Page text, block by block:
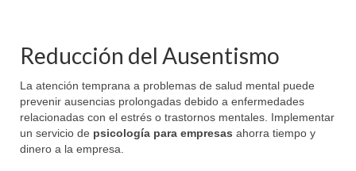
Reducción del Ausentismo
La atención temprana a problemas de salud mental puede
prevenir ausencias prolongadas debido a enfermedades
relacionadas con el estrés o trastornos mentales. Implementar
un servicio de psicología para empresas ahorra tiempo y
dinero a la empresa.